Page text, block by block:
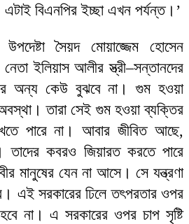
এটাই বিএনপির ইচ্ছা এখন পর্যন্ত।’
উপদেষ্টা সৈয়দ মোয়াজ্জেম হোসেন
ইলিয়াস আলীর স্ত্রী–সন্তানদের
অন্য কেউ বুঝবে না। গুম হওয়া
তারা সেই গুম হওয়া ব্যক্তির
পারে না। আবার জীবিত আছে,
তাদের কবরও জিয়ারত করতে পারে
মানুষের যেন না আসে। সে যন্ত্রণা
এই সরকারের ঢিলে তৎপরতার ওপর
না। এ সরকারের ওপর চাপ সৃষ্টি